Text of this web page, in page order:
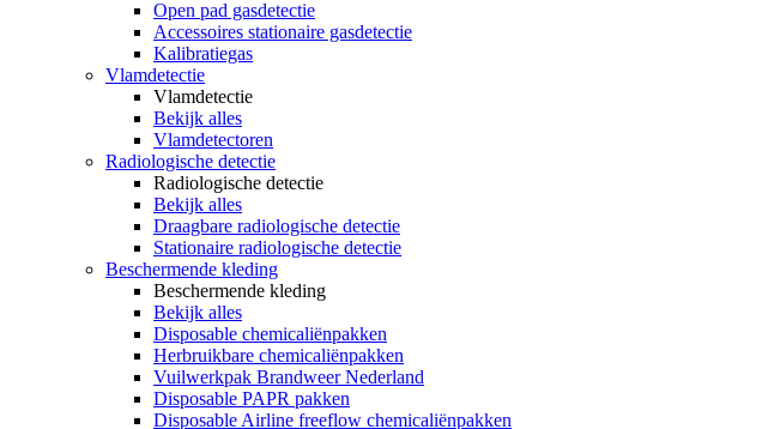
Open pad gasdetectie
Accessoires stationaire gasdetectie
Kalibratiegas
Vlamdetectie
Vlamdetectie
Bekijk alles
Vlamdetectoren
Radiologische detectie
Radiologische detectie
Bekijk alles
Draagbare radiologische detectie
Stationaire radiologische detectie
Beschermende kleding
Beschermende kleding
Bekijk alles
Disposable chemicaliënpakken
Herbruikbare chemicaliënpakken
Vuilwerkpak Brandweer Nederland
Disposable PAPR pakken
Disposable Airline freeflow chemicaliënpakken